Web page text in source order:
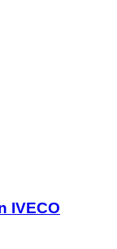
IVECO